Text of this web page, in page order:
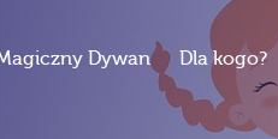
Dywan Dla kogo?